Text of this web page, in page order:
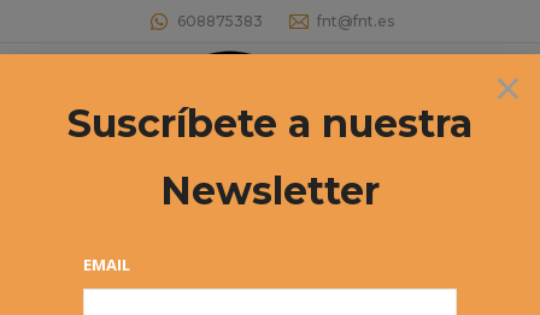
608875383 fnt@fnt.es
Buscar:
Archivos diarios: 8 febrero, 2023
×
Suscríbete a nuestra
Newsletter
EMAIL